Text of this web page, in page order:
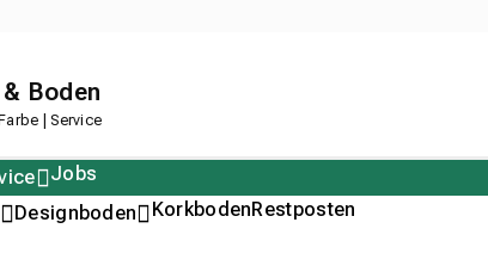
Boden
| Service
Designboden KorkbodenRestposten
Jobs